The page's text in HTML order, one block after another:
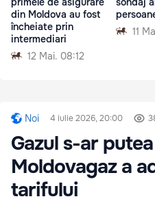
din Moldova au fost
încheiate prin
intermediari
12 Mai. 08:12
11
Noi 4 iulie 2026, 20:00
Gazul s-ar
Moldovagaz a
tarifului